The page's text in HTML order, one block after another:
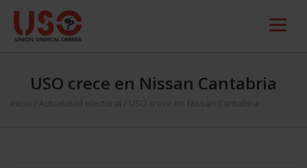
USO crece en Nissan Cantabria
Inicio Actualidad electoral USO crece en Nissan Cantabria